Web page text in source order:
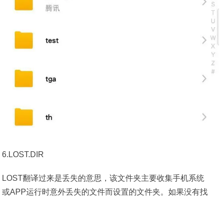
6.LOST.DIR
LOST翻译过来是丢失的意思，该文件夹主要收集手机系统
或APP运行时意外丢失的文件而设置的文件夹。如果没有找